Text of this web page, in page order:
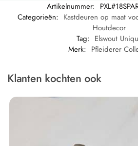
Artikelnummer:
Categorieën: Kastdeuren op maat
Houtdecor
Tag: Elswout
Merk: Pfleiderer
Klanten kochten ook